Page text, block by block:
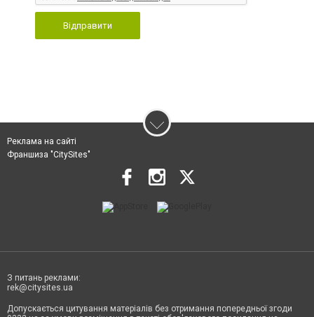
Відправити
Реклама на сайті
Франшиза "CitySites"
З питань реклами:
rek@citysites.ua
Допускається цитування матеріалів без отримання попередньої згоди